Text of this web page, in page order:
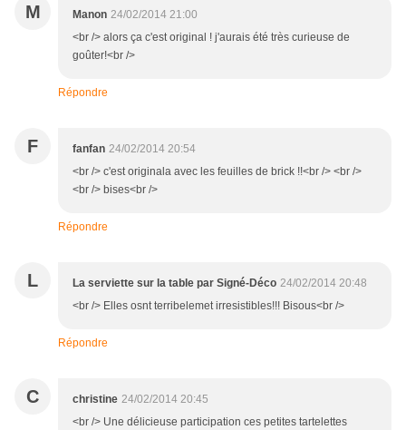
M Manon 24/02/2014 21:00
<br /> alors ça c'est original ! j'aurais été très curieuse de
goûter!<br />
Répondre
F fanfan 24/02/2014 20:54
<br /> c'est originala avec les feuilles de brick !!<br /> <br />
<br /> bises<br />
Répondre
L La serviette sur la table par Signé-Déco 24/02/2014 20:48
<br /> Elles osnt terribelemet irresistibles!!! Bisous<br />
Répondre
C christine 24/02/2014 20:45
<br /> Une délicieuse participation ces petites tartelettes